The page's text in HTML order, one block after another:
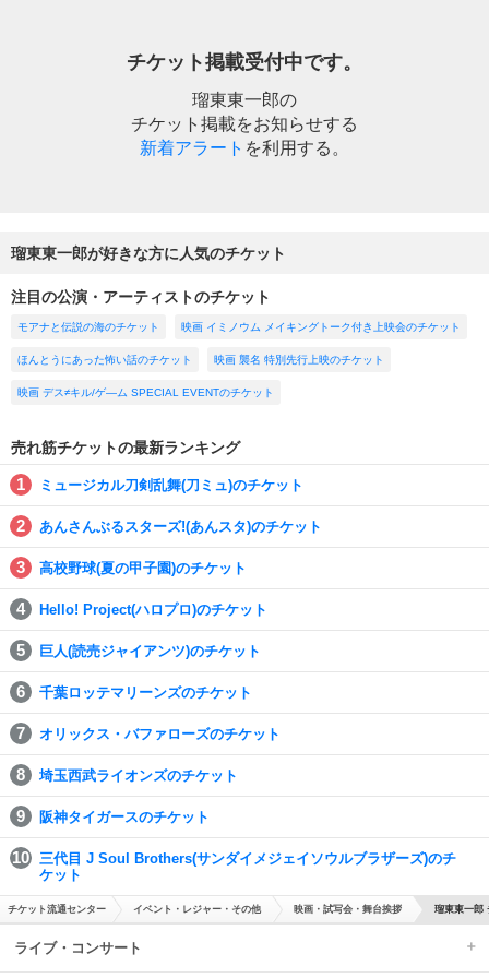
チケット掲載受付中です。
瑠東東一郎の
チケット掲載をお知らせする
新着アラート を利用する。
瑠東東一郎が好きな方に人気のチケット
注目の公演・アーティストのチケット
モアナと伝説の海のチケット 映画 イミノウム メイキングトーク付き上映会のチケット
ほんとうにあった怖い話のチケット 映画 襲名 特別先行上映のチケット
映画 デス≠キル/ゲ―ム SPECIAL EVENTのチケット
売れ筋チケットの最新ランキング
ミュージカル刀剣乱舞(刀ミュ)のチケット
あんさんぶるスターズ!(あんスタ)のチケット
高校野球(夏の甲子園)のチケット
Hello! Project(ハロプロ)のチケット
巨人(読売ジャイアンツ)のチケット
千葉ロッテマリーンズのチケット
オリックス・バファローズのチケット
埼玉西武ライオンズのチケット
阪神タイガースのチケット
三代目 J Soul Brothers(サンダイメジェイソウルブラザーズ)のチ
ケット
チケット流通センター イベント・レジャー・その他 映画・試写会・舞台挨拶 瑠東東一郎
ライブ・コンサート